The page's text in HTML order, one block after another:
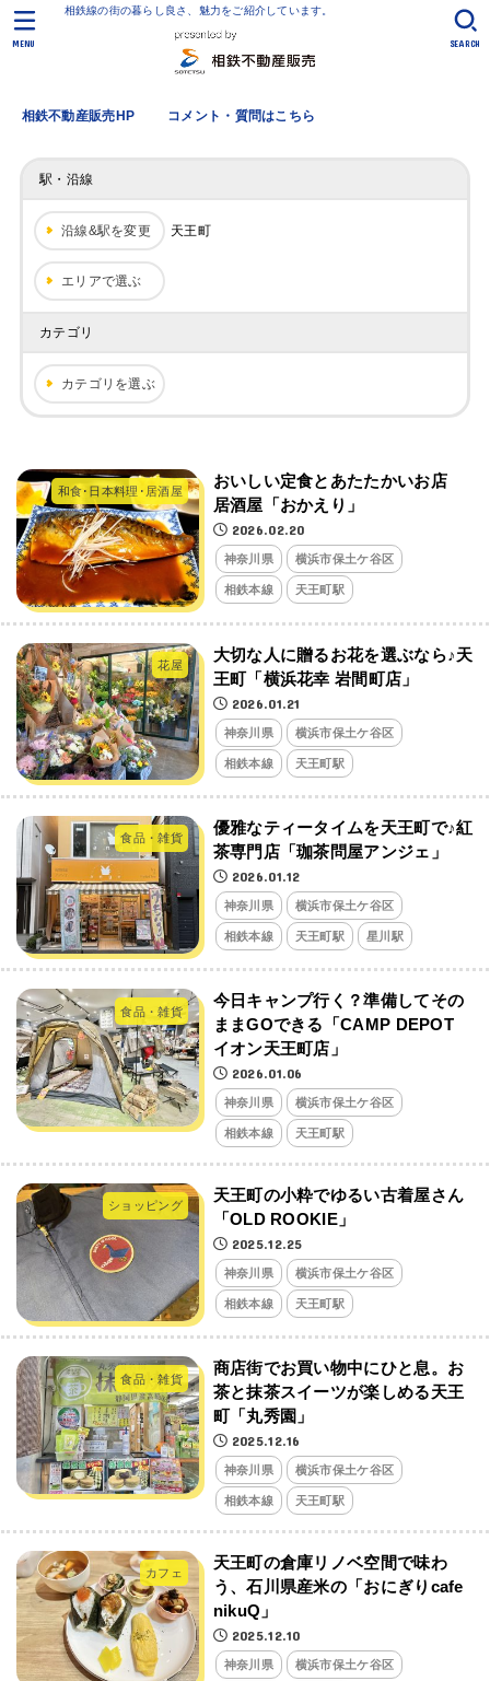
相鉄線の街の暮らし良さ、魅力をご紹介しています。
相鉄不動産販売HP コメント・質問はこちら
SEARCH
MENU
駅・沿線
沿線&駅を変更 天王町
エリアで選ぶ
カテゴリ
カテゴリを選ぶ
和食･日本料理･居酒屋
おいしい定食とあたたかいお店
居酒屋「おかえり」
2026.02.20
神奈川県 横浜市保土ケ谷区
相鉄本線 天王町駅
花屋
大切な人に贈るお花を選ぶなら♪天
王町「横浜花幸 岩間町店」
2026.01.21
神奈川県 横浜市保土ケ谷区
相鉄本線 天王町駅
食品・雑貨
優雅なティータイムを天王町で♪紅
茶専門店「珈茶問屋アンジェ」
2026.01.12
神奈川県 横浜市保土ケ谷区
相鉄本線 天王町駅 星川駅
食品・雑貨
今日キャンプ行く？準備してその
ままGOできる「CAMP DEPOT
イオン天王町店」
2026.01.06
神奈川県 横浜市保土ケ谷区
相鉄本線 天王町駅
ショッピング
天王町の小粋でゆるい古着屋さん
「OLD ROOKIE」
2025.12.25
神奈川県 横浜市保土ケ谷区
相鉄本線 天王町駅
食品・雑貨
商店街でお買い物中にひと息。お
茶と抹茶スイーツが楽しめる天王
町「丸秀園」
2025.12.16
神奈川県 横浜市保土ケ谷区
相鉄本線 天王町駅
カフェ
天王町の倉庫リノベ空間で味わ
う、石川県産米の「おにぎりcafe
nikuQ」
2025.12.10
神奈川県 横浜市保土ケ谷区